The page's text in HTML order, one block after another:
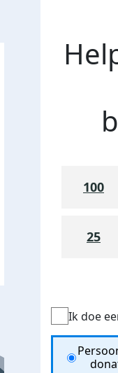
100
25
Ik doe